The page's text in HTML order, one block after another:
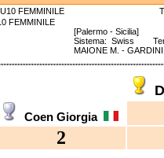
FEMMINILE
FEMMINILE
[Palermo - Sicilia]
Sistema: Swiss
MAIONE M. -
Coen Giorgia
2